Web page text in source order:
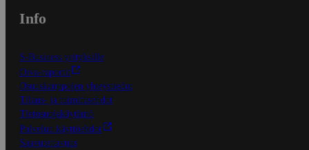
Info
S-Business yrityksille
Oiva-raportit
Osuuskauppojen yhteystiedot
Tilaus- ja toimitusehdot
Tietosuojakäytäntö
Palvelun käyttöehdot
Saavutettavuus